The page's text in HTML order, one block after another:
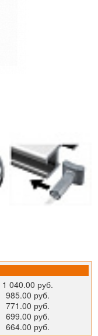
1 040.00 руб.
985.00 руб.
771.00 руб.
699.00 руб.
664.00 руб.